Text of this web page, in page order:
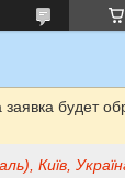
будет
Київ,